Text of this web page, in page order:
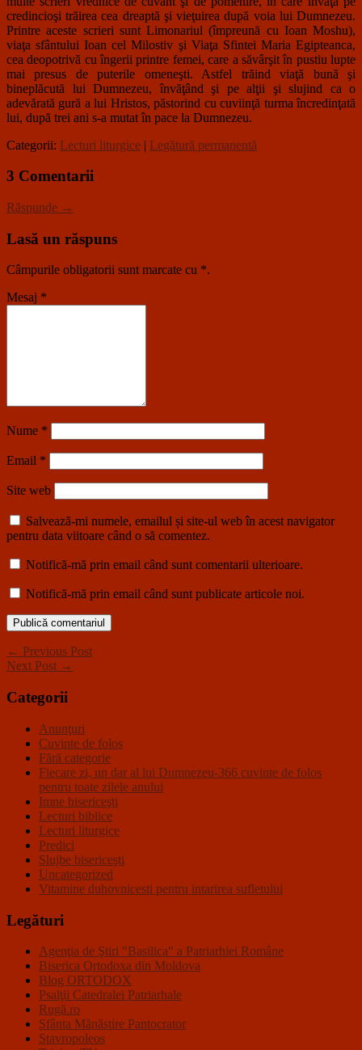
credincioşi trăirea cea dreaptă şi vieţuirea după voia lui Dumnezeu.
Printre aceste scrieri sunt Limonariul (împreună cu Ioan Moshu),
viaţa sfântului Ioan cel Milostiv şi Viaţa Sfintei Maria Egipteanca,
cea deopotrivă cu îngerii printre femei, care a săvârşit în pustiu lupte
mai presus de puterile omeneşti. Astfel trăind viaţă bună şi
bineplăcută lui Dumnezeu, învăţând şi pe alţii şi slujind ca o
adevărată gură a lui Hristos, păstorind cu cuviinţă turma încredinţată
lui, după trei ani s-a mutat în pace la Dumnezeu.
Categorii: Lecturi liturgice | Legătură permanentă
3 Comentarii
Răspunde →
Lasă un răspuns
Câmpurile obligatorii sunt marcate cu *.
Mesaj *
Nume *
Email *
Site web
Salvează-mi numele, emailul și site-ul web în acest navigator
pentru data viitoare când o să comentez.
Notifică-mă prin email când sunt comentarii ulterioare.
Notifică-mă prin email când sunt publicate articole noi.
← Previous Post
Next Post →
Categorii
Anunţuri
Cuvinte de folos
Fără categorie
Fiecare zi, un dar al lui Dumnezeu-366 cuvinte de folos
pentru toate zilele anului
Imne bisericeşti
Lecturi biblice
Lecturi liturgice
Predici
Slujbe bisericeşti
Uncategorized
Vitamine duhovnicesti pentru intarirea sufletului
Legături
Agenţia de Ştiri "Basilica" a Patriarhiei Române
Biserica Ortodoxa din Moldova
Blog ORTODOX
Psalţii Catedralei Patriarhale
Rugă.ro
Sfânta Mănăstire Pantocrator
Stavropoleos